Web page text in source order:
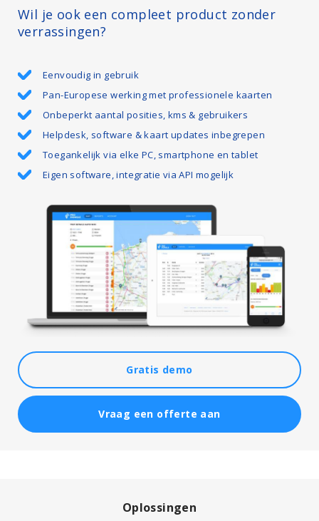
Gratis demo
Vraag een offerte aan
Wil je ook een compleet product zonder
verrassingen?
Eenvoudig in gebruik
Pan-Europese werking met professionele kaarten
Onbeperkt aantal posities, kms & gebruikers
Helpdesk, software & kaart updates inbegrepen
Toegankelijk via elke PC, smartphone en tablet
Eigen software, integratie via API mogelijk
Oplossingen